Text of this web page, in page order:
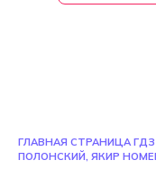
ГЛАВНАЯ СТРАНИЦА
ПОЛОНСКИЙ, ЯКИР